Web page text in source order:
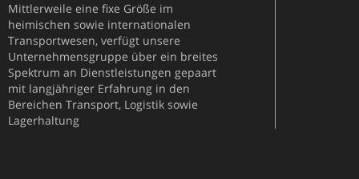
Mittlerweile eine fixe Größe im
heimischen sowie internationalen
Transportwesen, verfügt unsere
Unternehmensgruppe über ein breites
Spektrum an Dienstleistungen gepaart
mit langjähriger Erfahrung in den
Bereichen Transport, Logistik sowie
Lagerhaltung